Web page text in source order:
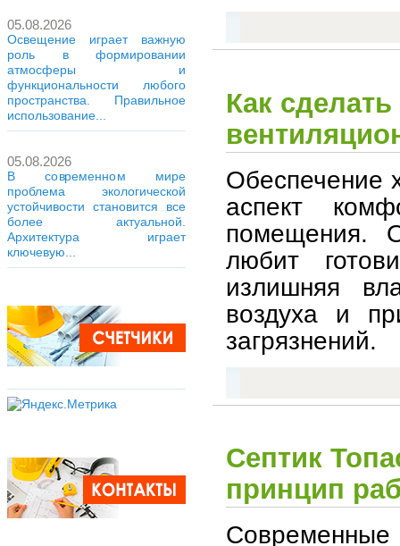
05.08.2026
Освещение играет важную
роль в формировании
атмосферы и
функциональности любого
пространства. Правильное
использование...
05.08.2026
В современном мире
проблема экологической
устойчивости становится все
более актуальной.
Архитектура играет
ключевую...
Как
Обеспечение
аспект
помещения.
любит
излишняя
воздуха и
загрязнений.
Септик
принцип
Современные